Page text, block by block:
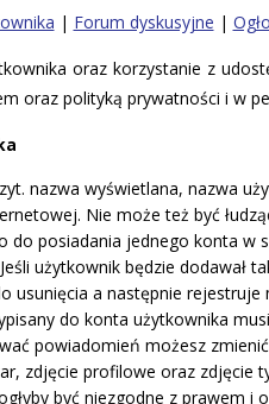
| Forum dyskusyjne |
oraz korzystanie z
oraz polityką prywatności i w
nazwa wyświetlana, nazwa
Nie może też być
do posiadania jednego konta w
użytkownik będzie dodawał
usunięcia a następnie rejestruje
do konta użytkownika
powiadomień możesz
zdjęcie profilowe oraz zdjęcie
być niezgodne z prawem i